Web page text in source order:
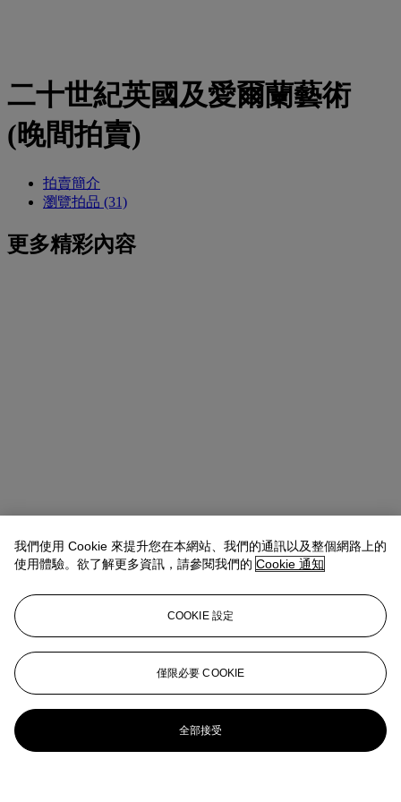
二十世紀英國及愛爾蘭藝術
(晚間拍賣)
拍賣簡介
瀏覽拍品 (31)
更多精彩內容
我們使用 Cookie 來提升您在本網站、我們的通訊以及整個網路上的
使用體驗。欲了解更多資訊，請參閱我們的 Cookie 通知
COOKIE 設定
僅限必要 COOKIE
全部接受